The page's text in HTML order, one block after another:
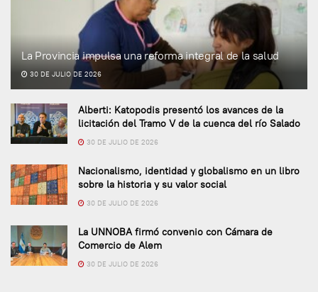
La Provincia impulsa una reforma integral de la salud
30 DE JULIO DE 2026
Alberti: Katopodis presentó los avances de la
licitación del Tramo V de la cuenca del río Salado
30 DE JULIO DE 2026
Nacionalismo, identidad y globalismo en un libro
sobre la historia y su valor social
30 DE JULIO DE 2026
La UNNOBA firmó convenio con Cámara de
Comercio de Alem
30 DE JULIO DE 2026